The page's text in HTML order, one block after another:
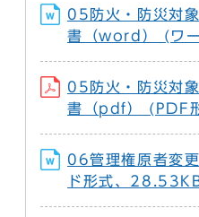
05防火・防災対
書（word） (ワ
05防火・防災対
書（pdf） (PDF
06管理権原者変
ド形式、